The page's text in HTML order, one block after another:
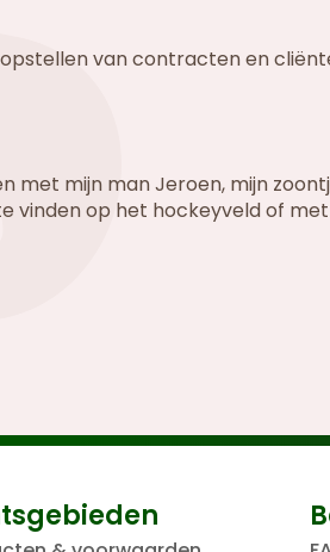
van contracten en
met mijn man Jeroen, mijn
vinden op het hockeyveld of